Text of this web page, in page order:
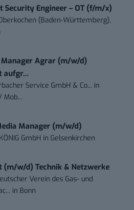
Security Engineer – OT (f/m/x)
(Baden-Württemberg),
Manager Agrar (m/w/d)
aufgr...
Service GmbH & Co... in
Mob...
Manager (m/w/d)
GmbH in Gelsenkirchen
(m/w/d) Technik & Netzwerke
Verein des Gas- und
in Bonn